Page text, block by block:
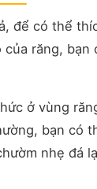
để có thể
răng, bạn
ở vùng
bạn có
nhẹ đá